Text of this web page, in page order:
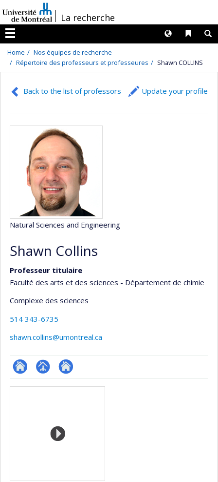
au
contenu
/La recherche
Menu
Liens
Langues
Home
Nos équipes de recherche
Répertoire des professeurs et professeures
Shawn COLLINS
Back to the list of professors Update your profile
Natural Sciences and Engineering
Shawn Collins
Professeur titulaire
Faculté des arts et des sciences - Département de chimie
Complexe des sciences
514 343-6735
shawn.collins@umontreal.ca
ResearchGate
Page Autre
Media